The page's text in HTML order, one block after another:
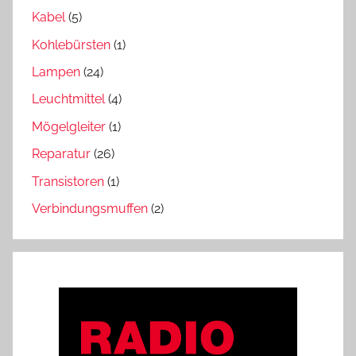
Kabel(5)
Kohlebürsten (1)
Lampen (24)
Leuchtmittel(4)
Mögelgleiter (1)
Reparatur (26)
Transistoren (1)
Verbindungsmuffen (2)